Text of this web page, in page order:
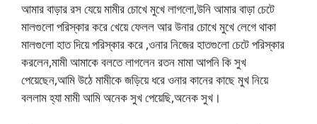
আমার বাড়ার রস যেয়ে মামীর চোখে মুখে লাগলো,উনি আমার বাড়া চেটে
মালগুলো পরিস্কার করে খেয়ে ফেলল আর উনার চোখে মুখে লেগে থাকা
মালগুলো হাত দিয়ে পরিস্কার করে ,ওনার নিজের হাতগুলো চেটে পরিস্কার
করলেন,মামী আমাকে বলতে লাগলেন রতন মামা আপনি কি সুখ
পেয়েছেন,আমি উঠে মামীকে জড়িয়ে ধরে ওনার কানের কাছে মুখ নিয়ে
বললাম হ্যা মামী আমি অনেক সুখ পেয়েছি,অনেক সুখ।